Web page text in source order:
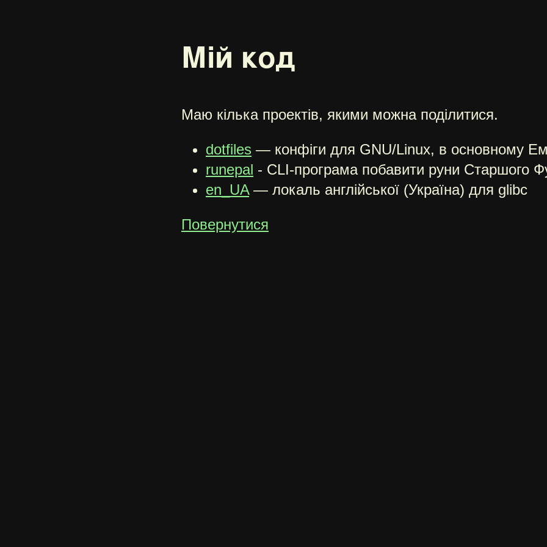
Мій код
Маю кілька проектів, якими можна поділитися.
dotfiles — конфіги для GNU/Linux, в основному
runepal - CLI-програма побавити руни Старшого
en_UA— локаль англійської (Україна) для glibc
Повернутися